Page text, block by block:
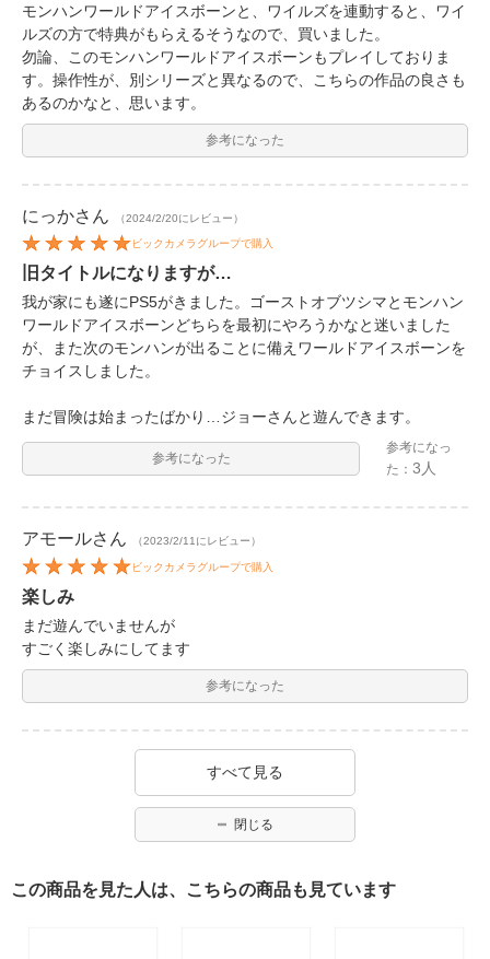
モンハンワールドアイスボーンと、ワイルズを連動すると、ワイ
ルズの方で特典がもらえるそうなので、買いました。
勿論、このモンハンワールドアイスボーンもプレイしておりま
す。操作性が、別シリーズと異なるので、こちらの作品の良さも
あるのかなと、思います。
参考になった
にっかさん （2024/2/20にレビュー）
ビックカメラグループで購入
旧タイトルになりますが…
我が家にも遂にPS5がきました。ゴーストオブツシマとモンハン
ワールドアイスボーンどちらを最初にやろうかなと迷いました
が、また次のモンハンが出ることに備えワールドアイスボーンを
チョイスしました。
まだ冒険は始まったばかり…ジョーさんと遊んできます。
参考になった
参考になっ
た：3人
アモールさん （2023/2/11にレビュー）
ビックカメラグループで購入
楽しみ
まだ遊んでいませんが
すごく楽しみにしてます
参考になった
すべて見る
閉じる
この商品を見た人は、こちらの商品も見ています